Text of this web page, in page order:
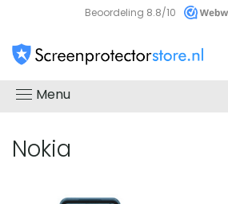
Beoordeling 8.8/10
Menu
Nokia